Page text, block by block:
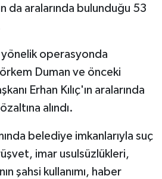
da aralarında bulunduğu 53
operasyonda
Duman ve önceki
Erhan Kılıç'ın aralarında
alındı.
belediye imkanlarıyla suç
imar usulsüzlükleri,
şahsi kullanımı, haber